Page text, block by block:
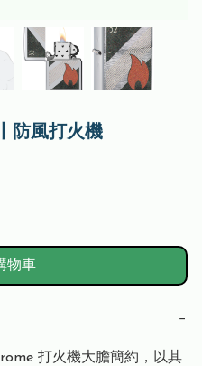
防風打火機
物車
−
打火機大膽簡約，以其